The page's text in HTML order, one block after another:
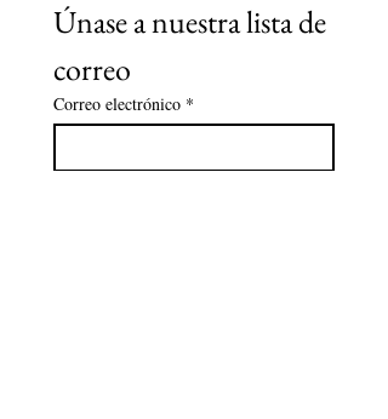
Únase a nuestra lista de
correo
Correo electrónico *